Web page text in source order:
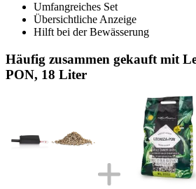
Umfangreiches Set
Übersichtliche Anzeige
Hilft bei der Bewässerung
Häufig zusammen gekauft mit
PON, 18 Liter